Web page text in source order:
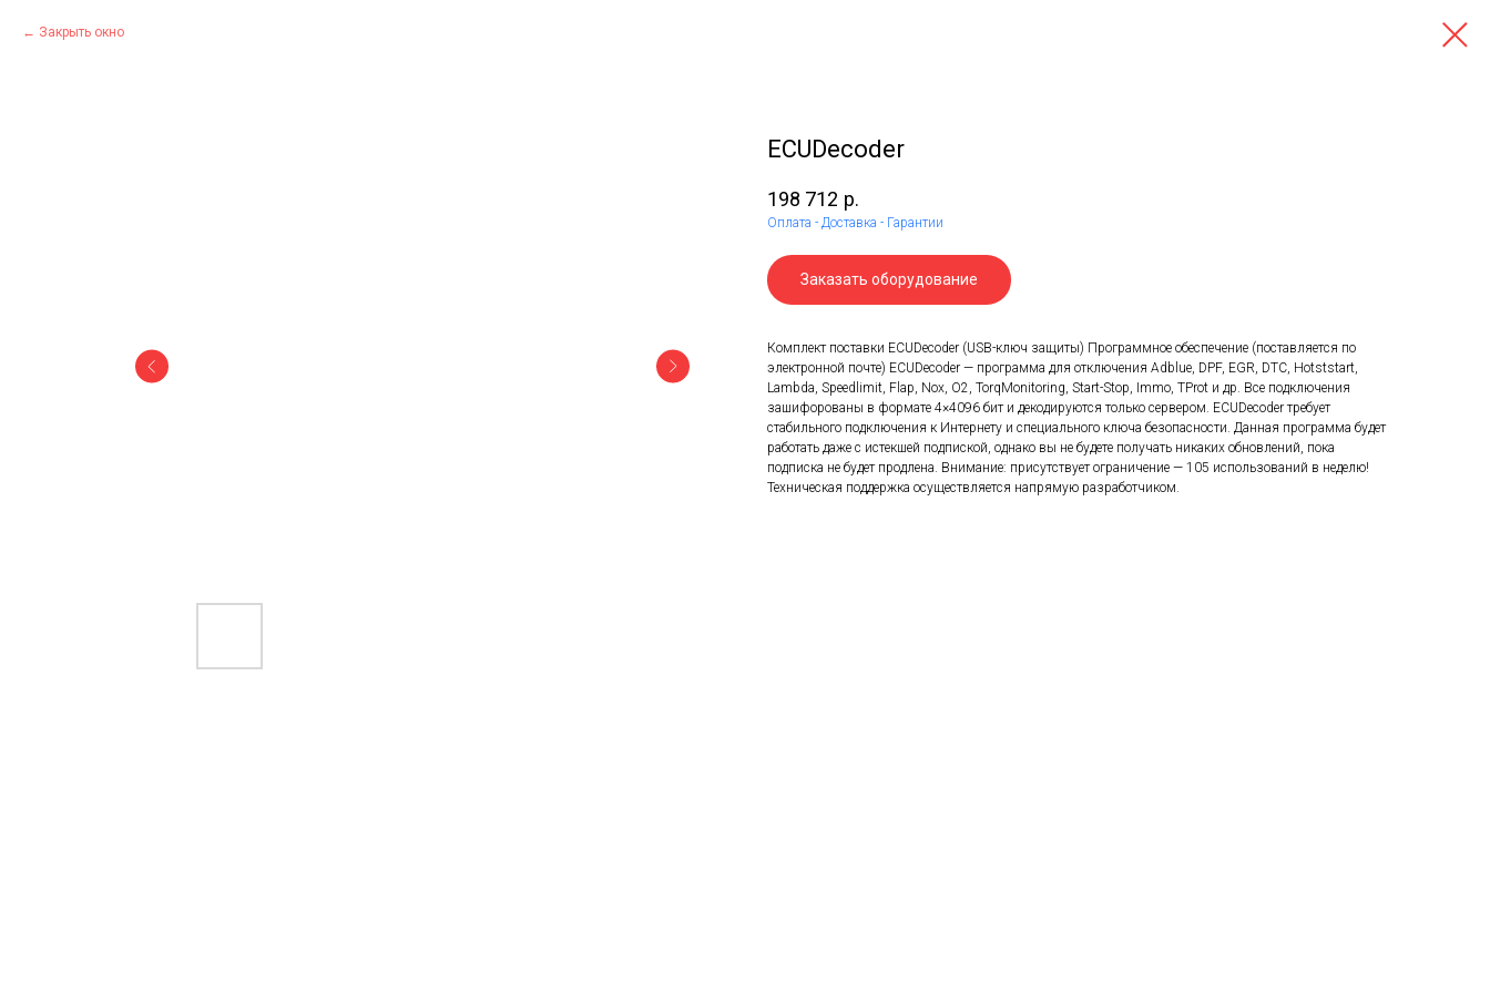
Закрыть окно
ECUDecoder
198 712 р.
Оплата - Доставка - Гарантии
Заказать оборудование
Комплект поставки ECUDecoder (USB-ключ защиты) Программное обеспечение (поставляется по
электронной почте) ECUDecoder — программа для отключения Adblue, DPF, EGR, DTC, Hotststart,
Lambda, Speedlimit, Flap, Nox, O2, TorqMonitoring, Start-Stop, Immo, TProt и др. Все подключения
зашифорованы в формате 4×4096 бит и декодируются только сервером. ECUDecoder требует
стабильного подключения к Интернету и специального ключа безопасности. Данная программа будет
работать даже с истекшей подпиской, однако вы не будете получать никаких обновлений, пока
подписка не будет продлена. Внимание: присутствует ограничение — 105 использований в неделю!
Техническая поддержка осуществляется напрямую разработчиком.